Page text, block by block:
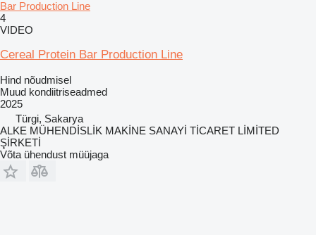
Bar Production Line
4
VIDEO
Cereal Protein Bar Production Line
Hind nõudmisel
Muud kondiitriseadmed
2025
Türgi, Sakarya
ALKE MÜHENDİSLİK MAKİNE SANAYİ TİCARET LİMİTED
ŞİRKETİ
Võta ühendust müüjaga